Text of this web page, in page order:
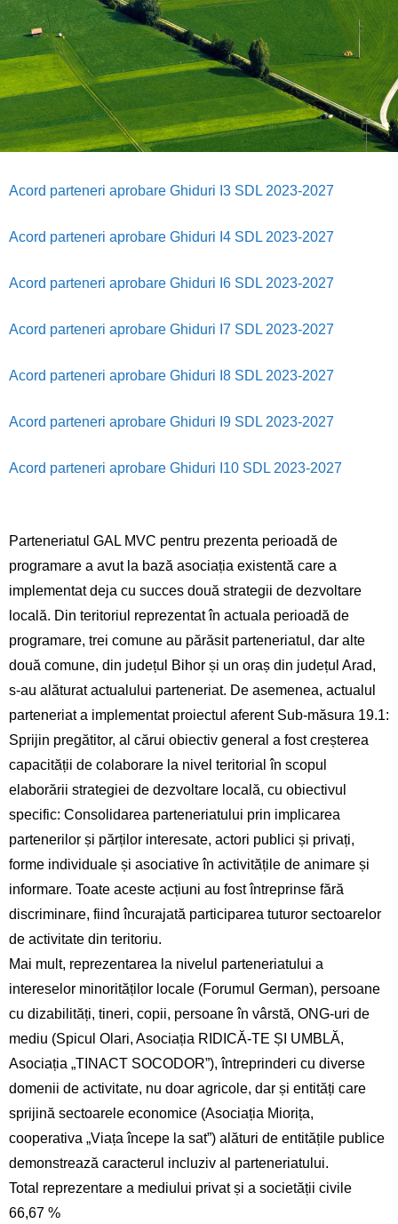
Acord parteneri aprobare Ghiduri I3 SDL 2023-2027
Acord parteneri aprobare Ghiduri I4 SDL 2023-2027
Acord parteneri aprobare Ghiduri I6 SDL 2023-2027
Acord parteneri aprobare Ghiduri I7 SDL 2023-2027
Acord parteneri aprobare Ghiduri I8 SDL 2023-2027
Acord parteneri aprobare Ghiduri I9 SDL 2023-2027
Acord parteneri aprobare Ghiduri I10 SDL 2023-2027
Parteneriatul GAL MVC pentru prezenta perioadă de
programare a avut la bază asociația existentă care a
implementat deja cu succes două strategii de dezvoltare
locală. Din teritoriul reprezentat în actuala perioadă de
programare, trei comune au părăsit parteneriatul, dar alte
două comune, din județul Bihor și un oraș din județul Arad,
s-au alăturat actualului parteneriat. De asemenea, actualul
parteneriat a implementat proiectul aferent Sub-măsura 19.1:
Sprijin pregătitor, al cărui obiectiv general a fost creșterea
capacității de colaborare la nivel teritorial în scopul
elaborării strategiei de dezvoltare locală, cu obiectivul
specific: Consolidarea parteneriatului prin implicarea
partenerilor și părților interesate, actori publici și privați,
forme individuale și asociative în activitățile de animare și
informare. Toate aceste acțiuni au fost întreprinse fără
discriminare, fiind încurajată participarea tuturor sectoarelor
de activitate din teritoriu.
Mai mult, reprezentarea la nivelul parteneriatului a
intereselor minorităților locale (Forumul German), persoane
cu dizabilități, tineri, copii, persoane în vârstă, ONG-uri de
mediu (Spicul Olari, Asociația RIDICĂ-TE ȘI UMBLĂ,
Asociația „TINACT SOCODOR”), întreprinderi cu diverse
domenii de activitate, nu doar agricole, dar și entități care
sprijină sectoarele economice (Asociația Miorița,
cooperativa „Viața începe la sat”) alături de entitățile publice
demonstrează caracterul incluziv al parteneriatului.
Total reprezentare a mediului privat și a societății civile
66,67 %